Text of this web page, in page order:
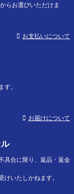
らお選びいただけま
お支払いについて
。
お届けについて
具合に限り、返品・返金
いたしかねます。